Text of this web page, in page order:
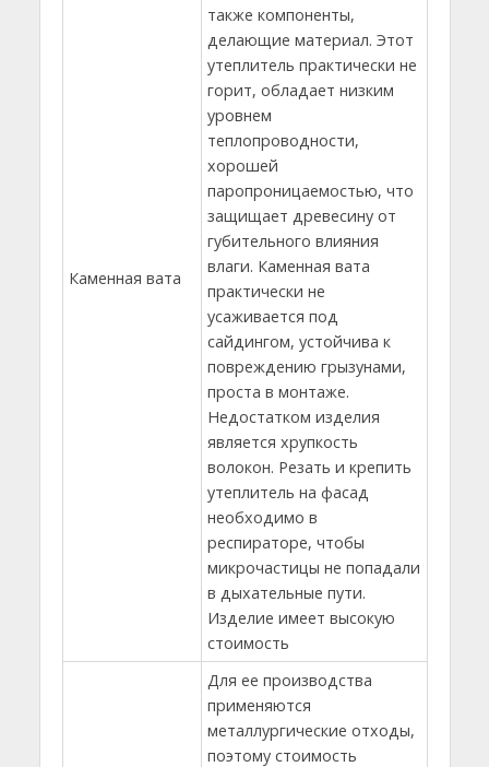
Каменная вата
также компоненты,
делающие материал. Этот
утеплитель практически не
горит, обладает низким
уровнем
теплопроводности,
хорошей
паропроницаемостью, что
защищает древесину от
губительного влияния
влаги. Каменная вата
практически не
усаживается под
сайдингом, устойчива к
повреждению грызунами,
проста в монтаже.
Недостатком изделия
является хрупкость
волокон. Резать и крепить
утеплитель на фасад
необходимо в
респираторе, чтобы
микрочастицы не попадали
в дыхательные пути.
Изделие имеет высокую
стоимость
Для ее производства
применяются
металлургические отходы,
поэтому стоимость